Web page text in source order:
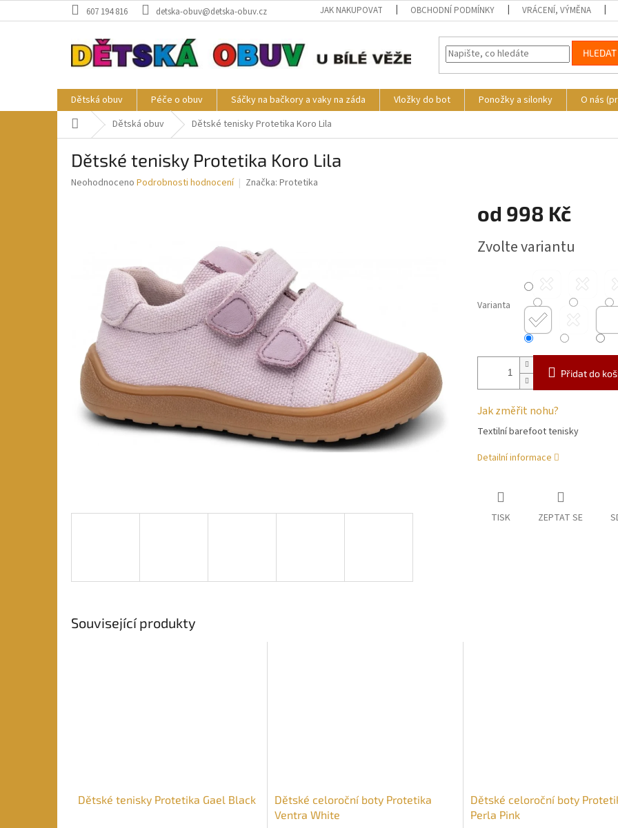
na
607 194 816 detska-obuv@detska-obuv.cz JAK NAKUPOVAT OBCHODNÍ PODMÍNKY VRÁCENÍ, VÝMĚNA
HLEDAT
Dětská obuv Péče o obuv Sáčky na bačkory a vaky na záda Vložky do bot Ponožky a silonky O nás
Domů Dětská obuv Dětské tenisky Protetika Koro Lila
Dětské tenisky Protetika Koro Lila
Průměrné
hvězdiček.
Neohodnoceno Podrobnosti hodnocení Značka: Protetika
od 998 Kč
cena:
Zvolte variantu
Varianta
Přidat do
Jak změřit nohu?
Textilní barefoot tenisky
Detailní informace
TISK ZEPTAT SE
Související produkty
Dětské tenisky Protetika Gael Black
Dětské celoroční boty Protetika
Ventra White
Dětské celoroční boty
Perla Pink